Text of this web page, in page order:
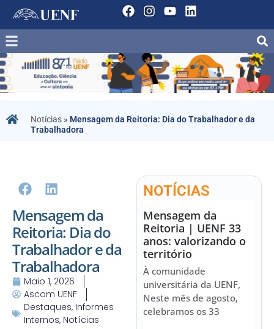
Notícias » Mensagem da Reitoria: Dia do Trabalhador e da
Trabalhadora
Mensagem da
Reitoria: Dia do
Trabalhador e da
Trabalhadora
Maio 1, 2026
Ascom UENF
Destaques, Informes
Internos, Notícias
NOTÍCIAS
Mensagem da
Reitoria | UENF 33
anos: valorizando o
território
À comunidade
universitária da UENF,
Neste mês de agosto,
celebramos os 33